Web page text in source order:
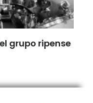
grupo ripense